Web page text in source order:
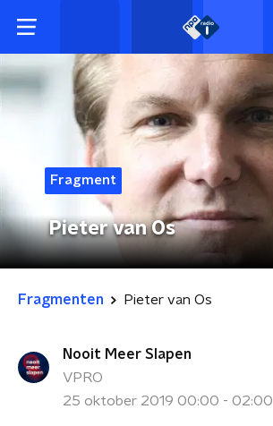
Fragment
Pieter van Os
Fragmenten Pieter van Os
Nooit Meer Slapen
VPRO
25 oktober 2019 00:00 - 02:00